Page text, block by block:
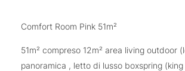
Comfort Room Pink 51m²
51m² compreso 12m² area living outdoor
panoramica , letto di lusso boxspring (king